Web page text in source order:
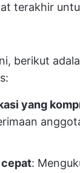
terakhir
berikut
yang
: